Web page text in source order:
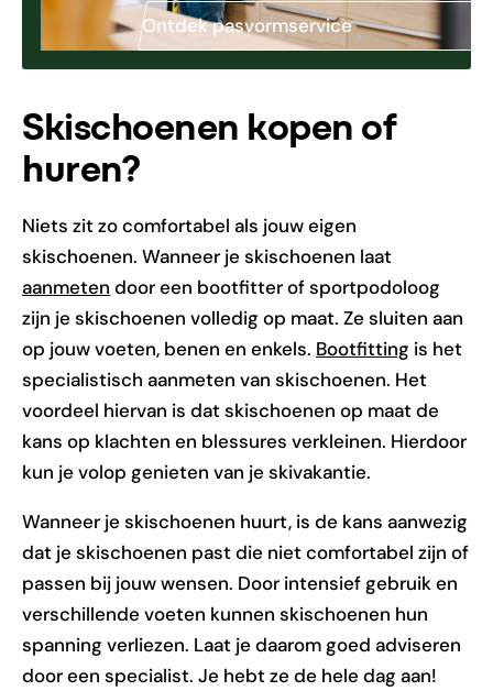
Ontdek pasvormservice
Skischoenen kopen of
huren?
Niets zit zo comfortabel als jouw eigen
skischoenen. Wanneer je skischoenen laat
aanmeten door een bootfitter of sportpodoloog
zijn je skischoenen volledig op maat. Ze sluiten aan
op jouw voeten, benen en enkels. Bootfitting is het
specialistisch aanmeten van skischoenen. Het
voordeel hiervan is dat skischoenen op maat de
kans op klachten en blessures verkleinen. Hierdoor
kun je volop genieten van je skivakantie.
Wanneer je skischoenen huurt, is de kans aanwezig
dat je skischoenen past die niet comfortabel zijn of
passen bij jouw wensen. Door intensief gebruik en
verschillende voeten kunnen skischoenen hun
spanning verliezen. Laat je daarom goed adviseren
door een specialist. Je hebt ze de hele dag aan!